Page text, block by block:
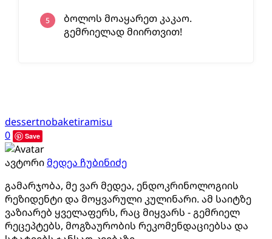
ბოლოს მოაყარეთ კაკაო.
გემრიელად მიირთვით!
dessertnobaketiramisu
0
Save
ავტორიმედეა ჩუბინიძე
გამარჯობა, მე ვარ მედეა, ენდოკრინოლოგიის
რეზიდენტი და მოყვარული კულინარი. ამ საიტზე
ვაზიარებ ყველაფერს, რაც მიყვარს - გემრიელ
რეცეპტებს, მოგზაურობის რეკომენდაციებსა და